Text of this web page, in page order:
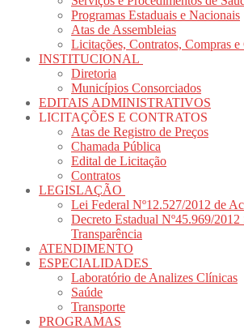
Programas Estaduais e Nacionais
Atas de Assembleias
Licitações, Contratos, Compras e
INSTITUCIONAL
Diretoria
Municípios Consorciados
EDITAIS ADMINISTRATIVOS
LICITAÇÕES E CONTRATOS
Atas de Registro de Preços
Chamada Pública
Edital de Licitação
Contratos
LEGISLAÇÃO
Lei Federal Nº12.527/2012 de
Decreto Estadual Nº45.969/2012
Transparência
ATENDIMENTO
ESPECIALIDADES
Laboratório de Analizes Clínicas
Saúde
Transporte
PROGRAMAS